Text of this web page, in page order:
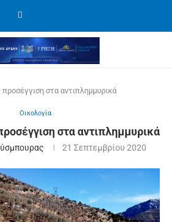
στα αντιπλημμυρικά
Οικολογία
στα αντιπλημμυρικά
21 Σεπτεμβρίου 2020